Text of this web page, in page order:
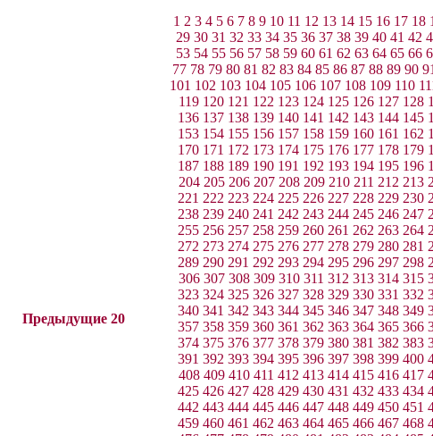
Предыдущие 20
1 2 3 4 5 6 7 8 9 10 11 12 13 14 15 16 17 18
29 30 31 32 33 34 35 36 37 38 39 40 41 42
53 54 55 56 57 58 59 60 61 62 63 64 65 66
77 78 79 80 81 82 83 84 85 86 87 88 89 90 91
101 102 103 104 105 106 107 108 109 110
119 120 121 122 123 124 125 126 127 128
136 137 138 139 140 141 142 143 144 145
153 154 155 156 157 158 159 160 161 162
170 171 172 173 174 175 176 177 178 179
187 188 189 190 191 192 193 194 195 196
204 205 206 207 208 209 210 211 212 213
221 222 223 224 225 226 227 228 229 230
238 239 240 241 242 243 244 245 246 247
255 256 257 258 259 260 261 262 263 264
272 273 274 275 276 277 278 279 280 281
289 290 291 292 293 294 295 296 297 298
306 307 308 309 310 311 312 313 314 315
323 324 325 326 327 328 329 330 331 332
340 341 342 343 344 345 346 347 348 349
357 358 359 360 361 362 363 364 365 366
374 375 376 377 378 379 380 381 382 383
391 392 393 394 395 396 397 398 399 400
408 409 410 411 412 413 414 415 416 417
425 426 427 428 429 430 431 432 433 434
442 443 444 445 446 447 448 449 450 451
459 460 461 462 463 464 465 466 467 468